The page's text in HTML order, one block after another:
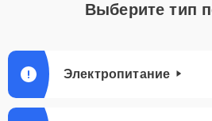
Выберите тип
Электропитание